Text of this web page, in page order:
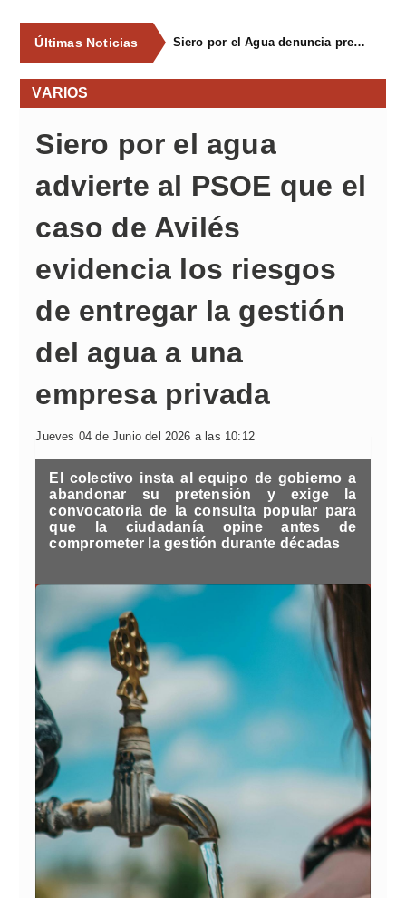
Últimas Noticias Siero por el Agua denuncia presiones del PSOE a empresas que apoyaron la campaña por una consulta ciudadana
VARIOS
Siero por el agua
advierte al PSOE que el
caso de Avilés
evidencia los riesgos
de entregar la gestión
del agua a una
empresa privada
Jueves 04 de Junio del 2026 a las 10:12
El colectivo insta al equipo de gobierno a
abandonar su pretensión y exige la
convocatoria de la consulta popular para
que la ciudadanía opine antes de
comprometer la gestión durante décadas